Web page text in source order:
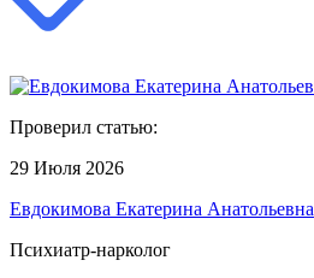
Проверил статью:
29 Июля 2026
Евдокимова Екатерина Анатольевна
Психиатр-нарколог